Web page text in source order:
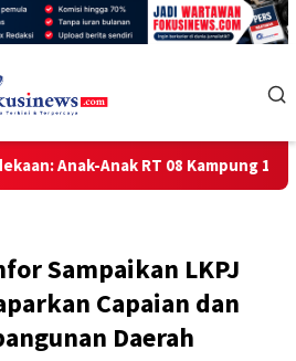
RT 08 Kampung 1 SKIP Tarakan
Sampaikan LKPJ
Capaian dan
Daerah